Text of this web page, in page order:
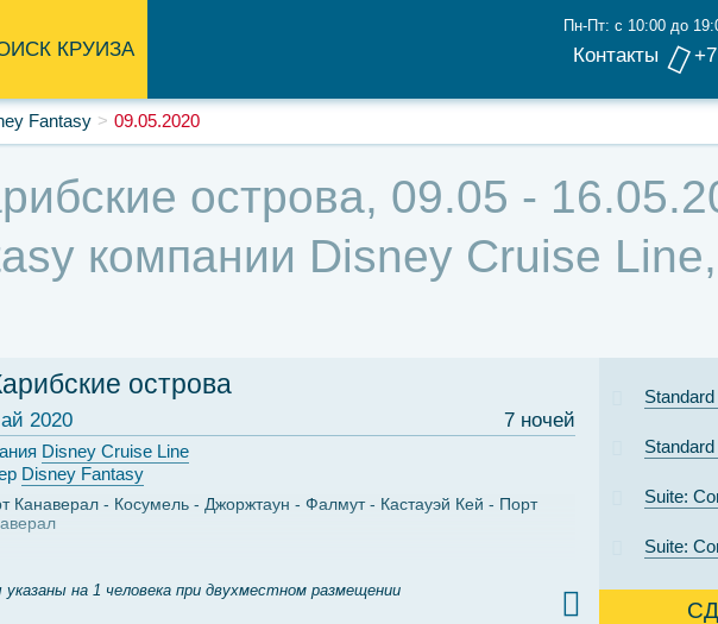
КРУИЗА Контакты
Пн-Пт: с 10:00 до
Fantasy 09.05.2020
острова, 09.05 -
компании Disney Cruise
острова
7 ночей
2020
Disney Cruise Line
Disney Fantasy
Канаверал Косумель Джоржтаун Фалмут Кастауэй Кей
Порт
на 1 человека при двухместном размещении
Suite:
Suite: